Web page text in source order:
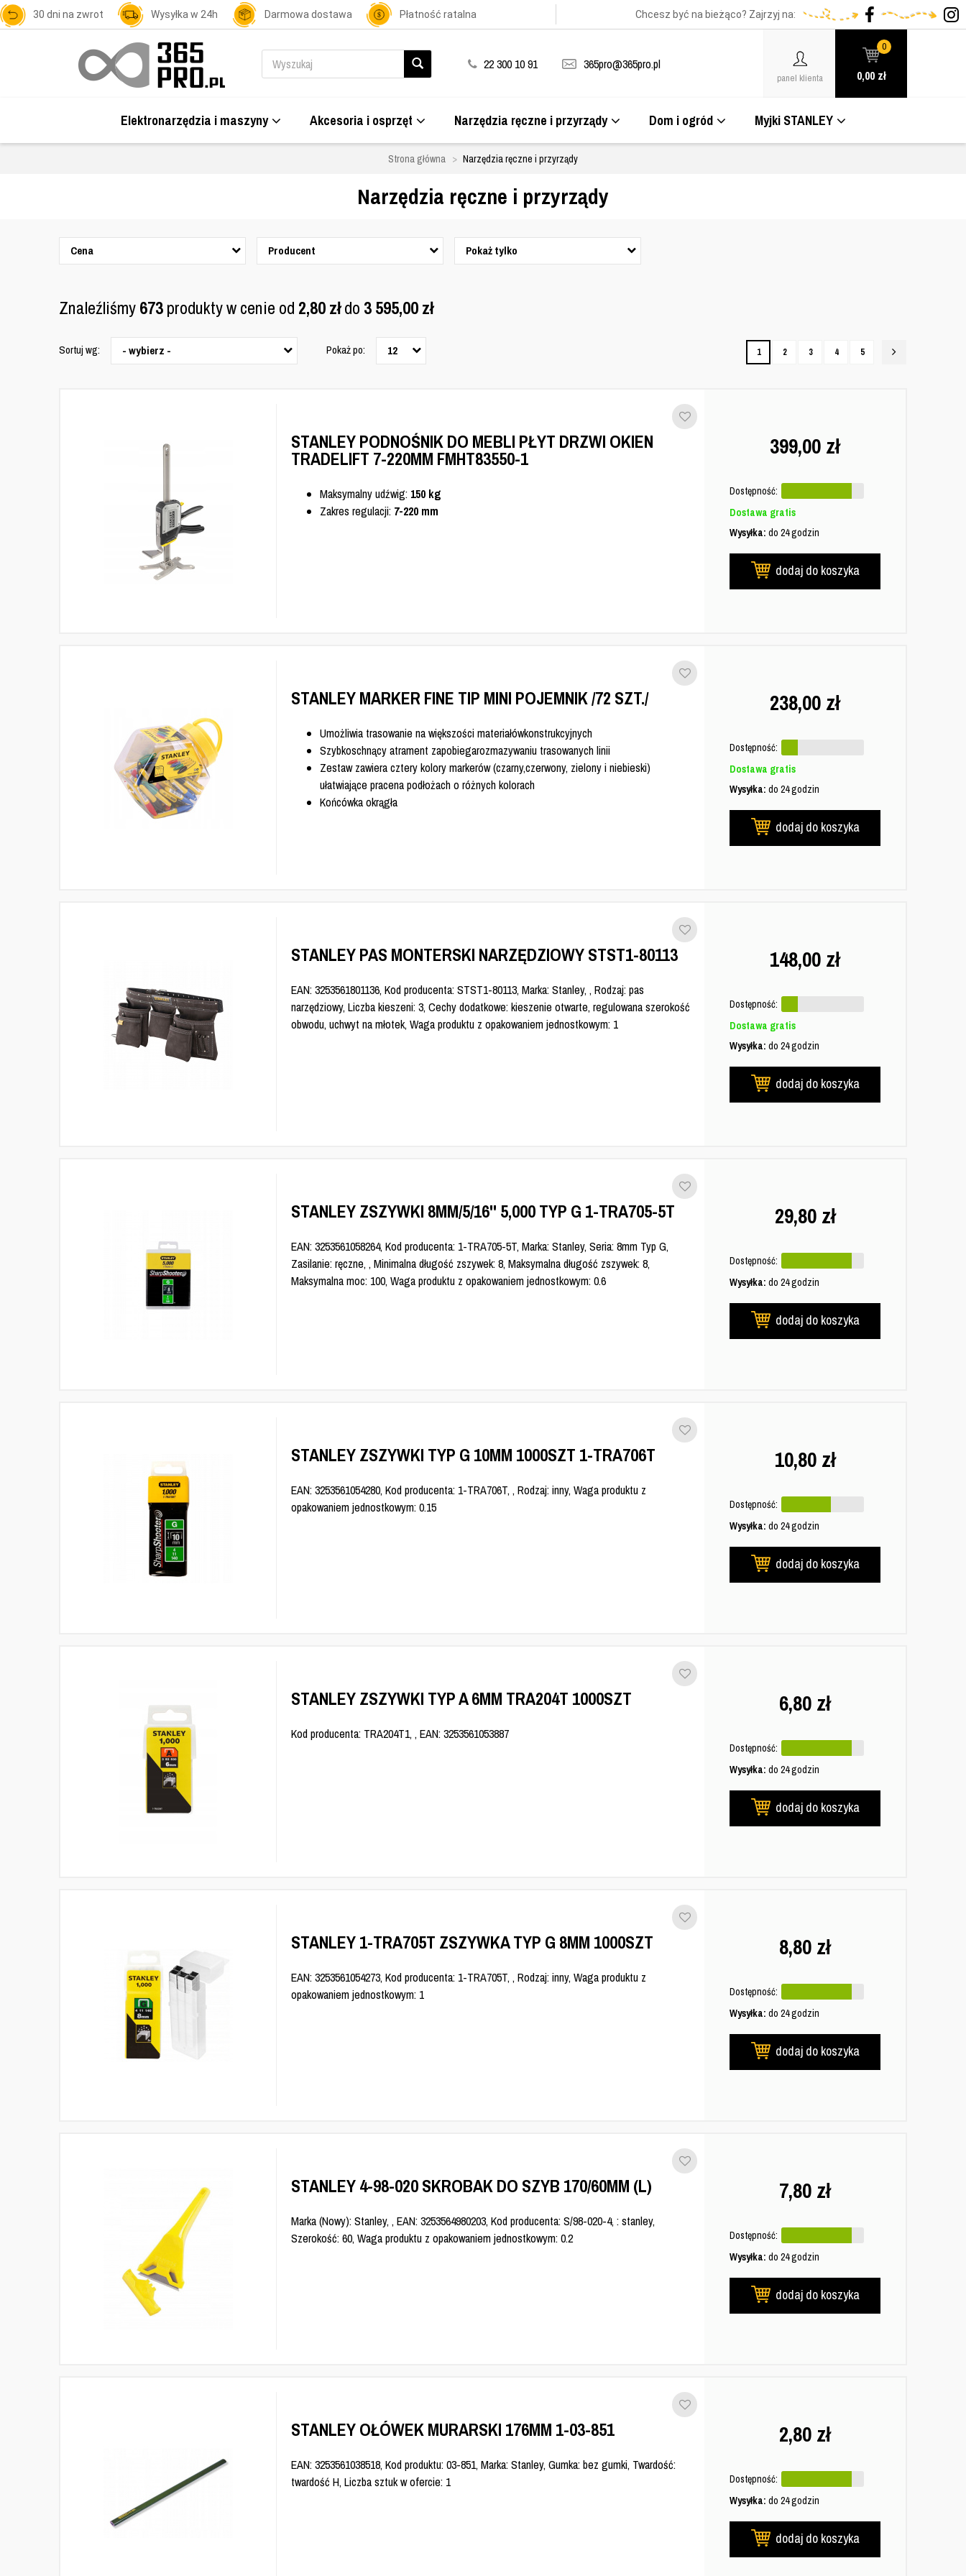
30 dni na zwrot Wysyłka w 24h Darmowa dostawa Płatność ratalna Chcesz być na bieżąco? Zajrzyj na:
22 300 10 91 365pro@365pro.pl
panel klienta
0
0,00 zł
Elektronarzędzia i maszyny Akcesoria i osprzęt Narzędzia ręczne i przyrządy Dom i ogród Myjki STANLEY
Strona główna Narzędzia ręczne i przyrządy
Narzędzia ręczne i przyrządy
Cena Producent Pokaż tylko
Znaleźliśmy673produkty w cenie od 2,80złdo 3 595,00zł
Sortuj wg: - wybierz - Pokaż po: 12 1 2 3 4 5
STANLEY PODNOŚNIK DO MEBLI PŁYT DRZWI OKIEN
TRADELIFT 7-220MM FMHT83550-1
Maksymalny udźwig: 150 kg
Zakres regulacji: 7-220 mm
399,00 zł
Dostępność:
Dostawa gratis
Wysyłka: do 24 godzin
dodaj do koszyka
STANLEY MARKER FINE TIP MINI POJEMNIK /72 SZT./
Umożliwia trasowanie na większości materiałówkonstrukcyjnych
Szybkoschnący atrament zapobiegarozmazywaniu trasowanych linii
Zestaw zawiera cztery kolory markerów (czarny,czerwony, zielony i niebieski)
ułatwiające pracena podłożach o różnych kolorach
Końcówka okrągła
238,00 zł
Dostępność:
Dostawa gratis
Wysyłka: do 24 godzin
dodaj do koszyka
STANLEY PAS MONTERSKI NARZĘDZIOWY STST1-80113
EAN: 3253561801136, Kod producenta: STST1-80113, Marka: Stanley, , Rodzaj: pas
narzędziowy, Liczba kieszeni: 3, Cechy dodatkowe: kieszenie otwarte, regulowana szerokość
obwodu, uchwyt na młotek, Waga produktu z opakowaniem jednostkowym: 1
148,00 zł
Dostępność:
Dostawa gratis
Wysyłka: do 24 godzin
dodaj do koszyka
STANLEY ZSZYWKI 8MM/5/16'' 5,000 TYP G 1-TRA705-5T
EAN: 3253561058264, Kod producenta: 1-TRA705-5T, Marka: Stanley, Seria: 8mm Typ G,
Zasilanie: ręczne, , Minimalna długość zszywek: 8, Maksymalna długość zszywek: 8,
Maksymalna moc: 100, Waga produktu z opakowaniem jednostkowym: 0.6
29,80 zł
Dostępność:
Wysyłka: do 24 godzin
dodaj do koszyka
STANLEY ZSZYWKI TYP G 10MM 1000SZT 1-TRA706T
EAN: 3253561054280, Kod producenta: 1-TRA706T, , Rodzaj: inny, Waga produktu z
opakowaniem jednostkowym: 0.15
10,80 zł
Dostępność:
Wysyłka: do 24 godzin
dodaj do koszyka
STANLEY ZSZYWKI TYP A 6MM TRA204T 1000SZT
Kod producenta: TRA204T1, , EAN: 3253561053887
6,80 zł
Dostępność:
Wysyłka: do 24 godzin
dodaj do koszyka
STANLEY 1-TRA705T ZSZYWKA TYP G 8MM 1000SZT
EAN: 3253561054273, Kod producenta: 1-TRA705T, , Rodzaj: inny, Waga produktu z
opakowaniem jednostkowym: 1
8,80 zł
Dostępność:
Wysyłka: do 24 godzin
dodaj do koszyka
STANLEY 4-98-020 SKROBAK DO SZYB 170/60MM (L)
Marka (Nowy): Stanley, , EAN: 3253564980203, Kod producenta: S/98-020-4, : stanley,
Szerokość: 60, Waga produktu z opakowaniem jednostkowym: 0.2
7,80 zł
Dostępność:
Wysyłka: do 24 godzin
dodaj do koszyka
STANLEY OŁÓWEK MURARSKI 176MM 1-03-851
EAN: 3253561038518, Kod produktu: 03-851, Marka: Stanley, Gumka: bez gumki, Twardość:
twardość H, Liczba sztuk w ofercie: 1
2,80 zł
Dostępność:
Wysyłka: do 24 godzin
dodaj do koszyka